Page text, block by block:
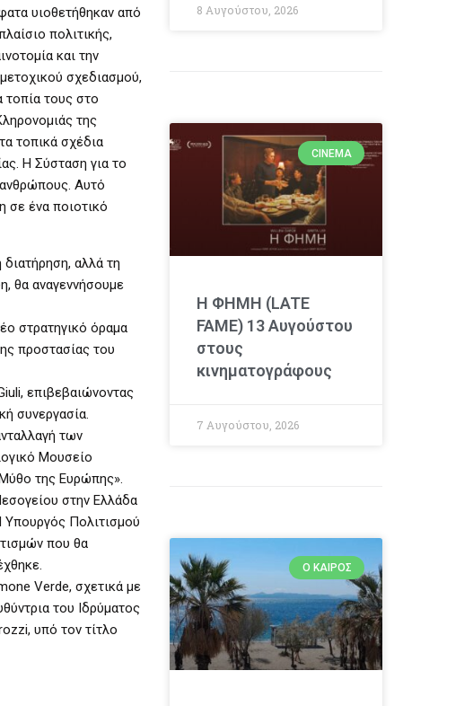
υιοθετήθηκαν από
πολιτικής,
και την
σχεδιασμού,
τοπία τους στο
της
τοπικά σχέδια
Η Σύσταση για το
ανθρώπους. Αυτό
σε ένα ποιοτικό
αλλά τη
θα αναγεννήσουμε
στρατηγικό όραμα
προστασίας του
επιβεβαιώνοντας
συνεργασία.
των
Μουσείο
της Ευρώπης».
στην Ελλάδα
Υπουργός Πολιτισμού
που θα
Verde, σχετικά με
του Ιδρύματος
υπό τον τίτλο
8 Αυγούστου, 2026
CINEMA
Η ΦΗΜΗ (LATE
FAME) 13 Αυγούστου
στους
κινηματογράφους
7 Αυγούστου, 2026
Ο ΚΑΙΡΌΣ